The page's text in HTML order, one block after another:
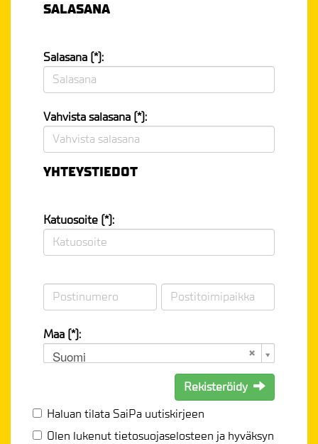
SALASANA
Salasana (*):
Vahvista salasana (*):
YHTEYSTIEDOT
Katuosoite (*):
Maa (*):
Suomi
Rekisteröidy
Haluan tilata SaiPa uutiskirjeen
Olen lukenuttietosuojaselosteen ja hyväksyn